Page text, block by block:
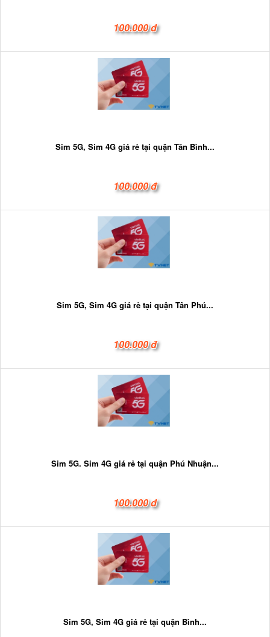
100.000 đ
Sim 5G, Sim 4G giá rẻ tại quận Tân Bình...
100.000 đ
Sim 5G, Sim 4G giá rẻ tại quận Tân Phú...
100.000 đ
Sim 5G. Sim 4G giá rẻ tại quận Phú Nhuận...
100.000 đ
Sim 5G, Sim 4G giá rẻ tại quận Bình...